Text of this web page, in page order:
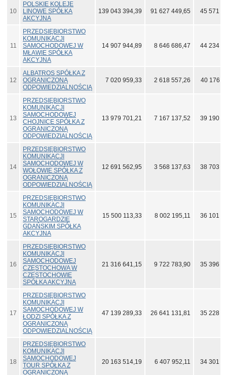
10
POLSKIE KOLEJE
LINOWE SPÓŁKA
AKCYJNA
139 043 394,39 91 627 449,65 45 571
11
PRZEDSIĘBIORSTWO
KOMUNIKACJI
SAMOCHODOWEJ W
MŁAWIE SPÓŁKA
AKCYJNA
14 907 944,89 8 646 686,47 44 234
12
ALBATROS SPÓŁKA Z
OGRANICZONĄ
ODPOWIEDZIALNOŚCIĄ
7 020 959,33 2 618 557,26 40 176
13
PRZEDSIĘBIORSTWO
KOMUNIKACJI
SAMOCHODOWEJ
CHOJNICE SPÓŁKA Z
OGRANICZONĄ
ODPOWIEDZIALNOŚCIĄ
13 979 701,21 7 167 137,52 39 190
14
PRZEDSIĘBIORSTWO
KOMUNIKACJI
SAMOCHODOWEJ W
WOŁOWIE SPÓŁKA Z
OGRANICZONĄ
ODPOWIEDZIALNOŚCIĄ
12 691 562,95 3 568 137,63 38 703
15
PRZEDSIĘBIORSTWO
KOMUNIKACJI
SAMOCHODOWEJ W
STAROGARDZIE
GDAŃSKIM SPÓŁKA
AKCYJNA
15 500 113,33 8 002 195,11 36 101
16
PRZEDSIĘBIORSTWO
KOMUNIKACJI
SAMOCHODOWEJ
CZĘSTOCHOWA W
CZĘSTOCHOWIE
SPÓŁKA AKCYJNA
21 316 641,15 9 722 783,90 35 396
17
PRZEDSIĘBIORSTWO
KOMUNIKACJI
SAMOCHODOWEJ W
ŁODZI SPÓŁKA Z
OGRANICZONĄ
ODPOWIEDZIALNOŚCIĄ
47 139 289,33 26 641 131,81 35 228
18
PRZEDSIĘBIORSTWO
KOMUNIKACJI
SAMOCHODOWEJ
TOUR SPÓŁKA Z
OGRANICZONĄ
20 163 514,19 6 407 952,11 34 301